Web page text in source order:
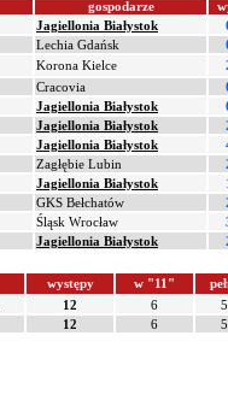
gospodarze
Jagiellonia Białystok
Lechia Gdańsk
Korona Kielce
Cracovia
Jagiellonia Białystok
Jagiellonia Białystok
Jagiellonia Białystok
Zagłębie Lubin
Jagiellonia Białystok
GKS Bełchatów
Śląsk Wrocław
Jagiellonia Białystok
występy w "11"
12 6
5
12 6 5